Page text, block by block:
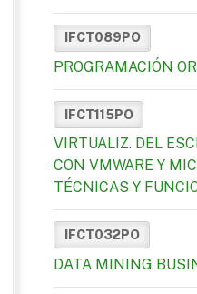
IFCT089PO
PROGRAMACIÓN
IFCT115PO
VIRTUALIZ. DEL
CON VMWARE Y
TÉCNICAS Y
IFCT032PO
DATA MINING